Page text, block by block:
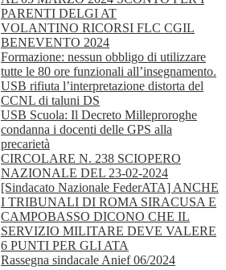
PARENTI DELGI AT
VOLANTINO RICORSI FLC CGIL
BENEVENTO 2024
Formazione: nessun obbligo di utilizzare
tutte le 80 ore funzionali all’insegnamento.
USB rifiuta l’interpretazione distorta del
CCNL di taluni DS
USB Scuola: Il Decreto Milleproroghe
condanna i docenti delle GPS alla
precarietà
CIRCOLARE N. 238 SCIOPERO
NAZIONALE DEL 23-02-2024
[Sindacato Nazionale FederATA] ANCHE
I TRIBUNALI DI ROMA SIRACUSA E
CAMPOBASSO DICONO CHE IL
SERVIZIO MILITARE DEVE VALERE
6 PUNTI PER GLI ATA
Rassegna sindacale Anief 06/2024